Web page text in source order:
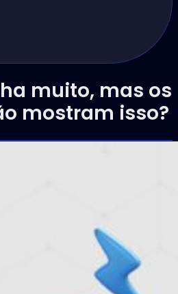
muito, mas os
mostram isso?